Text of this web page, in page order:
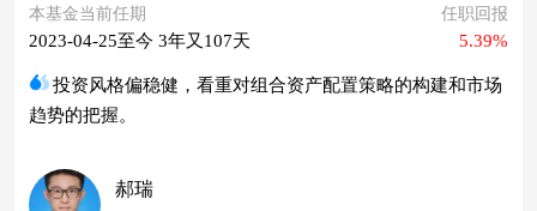
本基金当前任期
2023-04-25至今 3年又107天
任职回报
5.39%
投资风格偏稳健，看重对组合资产配置策略的构建和市场
趋势的把握。
郝瑞